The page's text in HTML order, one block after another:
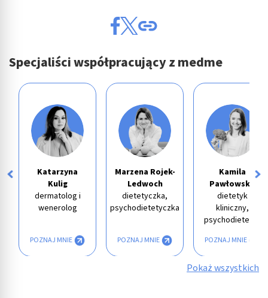
Specjaliści współpracujący z medme
Katarzyna
Kulig
dermatolog i
wenerolog
POZNAJ MNIE
Marzena Rojek-
Ledwoch
dietetyczka,
psychodietetyczka
POZNAJ MNIE
Kamila
Pawłowska
dietetyk
kliniczny,
psychodietetyk
POZNAJ MNIE
Pokaż wszystkich